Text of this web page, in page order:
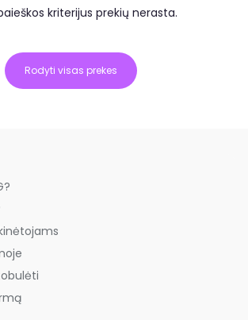
kriterijus prekių nerasta.
Rodyti visas prekes